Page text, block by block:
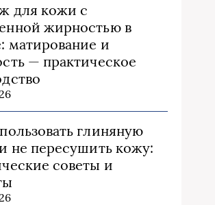
для кожи с
жирностью в
матирование и
— практическое
глиняную
не пересушить кожу:
советы и